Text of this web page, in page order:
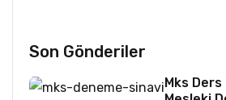
Son Gönderiler
Mks